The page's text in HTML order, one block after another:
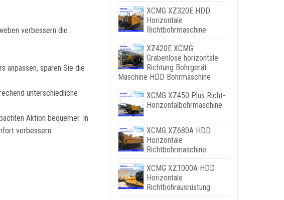
verbessern die
anpassen, sparen Sie die
unterschiedliche
Aktion bequemer. In
verbessern.
XCMG XZ320E HDD
Horizontale
Richtbohrmaschine
XZ420E XCMG
Grabenlose horizontale
Richtung Bohrgerät
Maschine HDD Bohrmaschine
XCMG XZ450 Plus Richt-
Horizontalbohrmaschine
XCMG XZ680A HDD
Horizontale
Richtbohrmaschine
XCMG XZ1000A HDD
Horizontale
Richtbohrausrüstung